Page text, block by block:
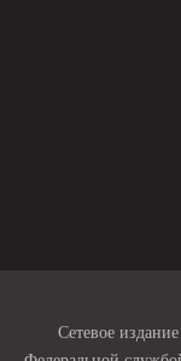
Сетевое